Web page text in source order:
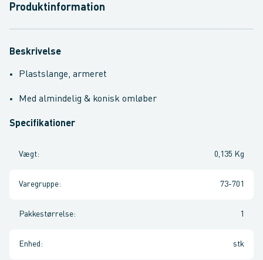
Produktinformation
Beskrivelse
Plastslange, armeret
Med almindelig & konisk omløber
Specifikationer
Vægt: 0,135 Kg
Varegruppe: 73-701
Pakkestørrelse: 1
Enhed : stk